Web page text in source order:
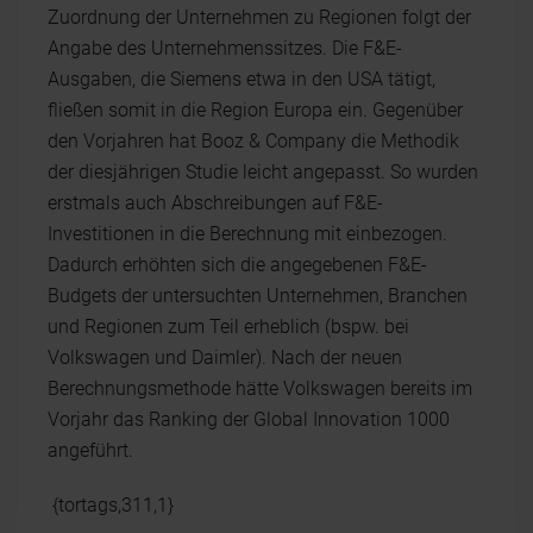
Zuordnung der Unternehmen zu Regionen folgt der
Angabe des Unternehmenssitzes. Die F&E-
Ausgaben, die Siemens etwa in den USA tätigt,
fließen somit in die Region Europa ein. Gegenüber
den Vorjahren hat Booz & Company die Methodik
der diesjährigen Studie leicht angepasst. So wurden
erstmals auch Abschreibungen auf F&E-
Investitionen in die Berechnung mit einbezogen.
Dadurch erhöhten sich die angegebenen F&E-
Budgets der untersuchten Unternehmen, Branchen
und Regionen zum Teil erheblich (bspw. bei
Volkswagen und Daimler). Nach der neuen
Berechnungsmethode hätte Volkswagen bereits im
Vorjahr das Ranking der Global Innovation 1000
angeführt.
{tortags,311,1}